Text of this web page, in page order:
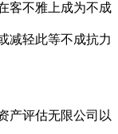
客不雅上成为不成
减轻此等不成抗力
评估无限公司以